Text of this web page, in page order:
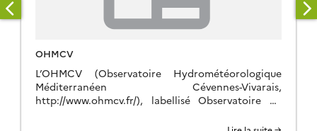
OHMCV
L’OHMCV (Observatoire Hydrométéorologique
Méditerranéen Cévennes-Vivarais,
http://www.ohmcv.fr/), labellisé Observatoire de
d’Observation par l’INSU depuis 2006, est piloté